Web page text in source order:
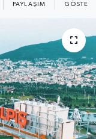
PAYLAŞIM